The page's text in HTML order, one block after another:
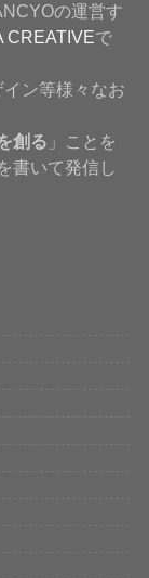
の運営す
CREATIVEで
ン等様々なお
創る 」ことを
書いて発信し